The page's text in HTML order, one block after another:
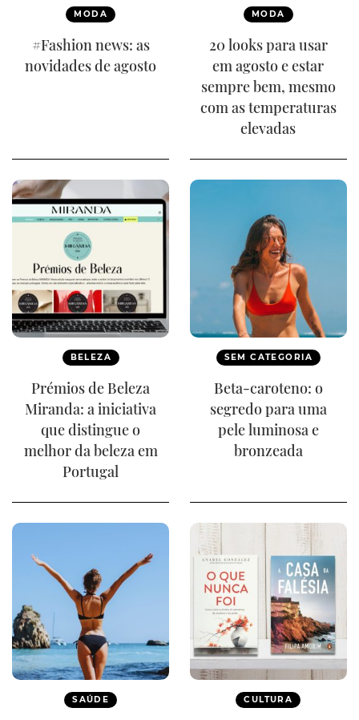
MODA
#Fashion news: as
novidades de agosto
MODA
20 looks para usar
em agosto e estar
sempre bem, mesmo
com as temperaturas
elevadas
BELEZA
Prémios de Beleza
Miranda: a iniciativa
que distingue o
melhor da beleza em
Portugal
SEM CATEGORIA
Beta-caroteno: o
segredo para uma
pele luminosa e
bronzeada
SAÚDE CULTURA